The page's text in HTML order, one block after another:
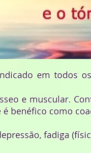
em todos
e muscular.
benéfico como
fadiga